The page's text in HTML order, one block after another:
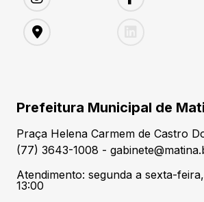
Prefeitura Municipal de
Praça Helena Carmem de Castro
(77) 3643-1008 -
Atendimento: segunda a sexta-
13:00